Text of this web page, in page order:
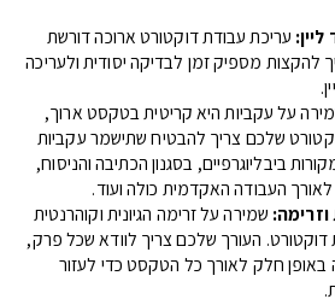
עריכת עבודת דוקטורט ארוכה דורשת
להקצות מספיק זמן לבדיקה יסודית ולעריכה
על עקביות היא קריטית בטקסט ארוך,
שלכם צריך להבטיח שתישמר עקביות
ביבליוגרפיים, בסגנון הכתיבה והניסוח,
העבודה האקדמית כולה ועוד.
שמירה על זרימה הגיונית וקוהרנטית
דוקטורט. העורך שלכם צריך לוודא שכל פרק,
באופן חלק לאורך כל הטקסט כדי לעזור